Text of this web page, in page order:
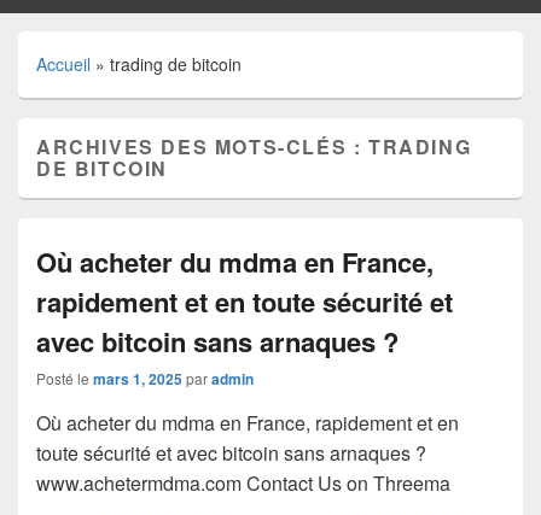
Accueil » trading de bitcoin
ARCHIVES DES MOTS-CLÉS :TRADING
DE BITCOIN
Où acheter du mdma en France,
rapidement et en toute sécurité et
avec bitcoin sans arnaques ?
Posté le mars 1, 2025paradmin
Où acheter du mdma en France, rapidement et en
toute sécurité et avec bitcoin sans arnaques ?
www.achetermdma.com Contact Us on Threema